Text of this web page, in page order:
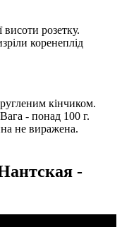
розетку.
коренеплід
кінчиком.
- понад 100 г.
не виражена.
-